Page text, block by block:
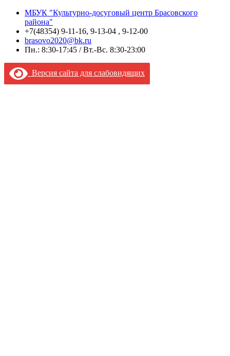
МБУК "Культурно-досуговый центр Брасовского
района"
+7(48354) 9-11-16, 9-13-04 , 9-12-00
brasovo2020@bk.ru
Пн.: 8:30-17:45 / Вт.-Вс. 8:30-23:00
Версия сайта для слабовидящих